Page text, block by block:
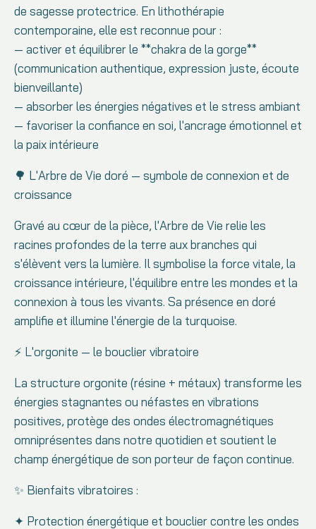
de sagesse protectrice. En lithothérapie
contemporaine, elle est reconnue pour :
— activer et équilibrer le **chakra de la gorge**
(communication authentique, expression juste, écoute
bienveillante)
— absorber les énergies négatives et le stress ambiant
— favoriser la confiance en soi, l'ancrage émotionnel et
la paix intérieure
🌳 L'Arbre de Vie doré — symbole de connexion et de
croissance
Gravé au cœur de la pièce, l'Arbre de Vie relie les
racines profondes de la terre aux branches qui
s'élèvent vers la lumière. Il symbolise la force vitale, la
croissance intérieure, l'équilibre entre les mondes et la
connexion à tous les vivants. Sa présence en doré
amplifie et illumine l'énergie de la turquoise.
⚡ L'orgonite — le bouclier vibratoire
La structure orgonite (résine + métaux) transforme les
énergies stagnantes ou néfastes en vibrations
positives, protège des ondes électromagnétiques
omniprésentes dans notre quotidien et soutient le
champ énergétique de son porteur de façon continue.
✨ Bienfaits vibratoires :
✦ Protection énergétique et bouclier contre les ondes